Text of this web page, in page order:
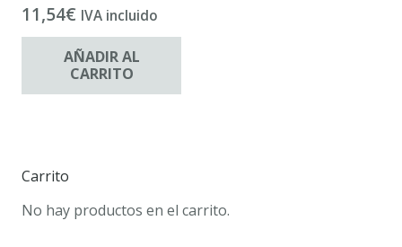
11,54€ IVA incluido
AÑADIR AL
CARRITO
Carrito
No hay productos en el carrito.